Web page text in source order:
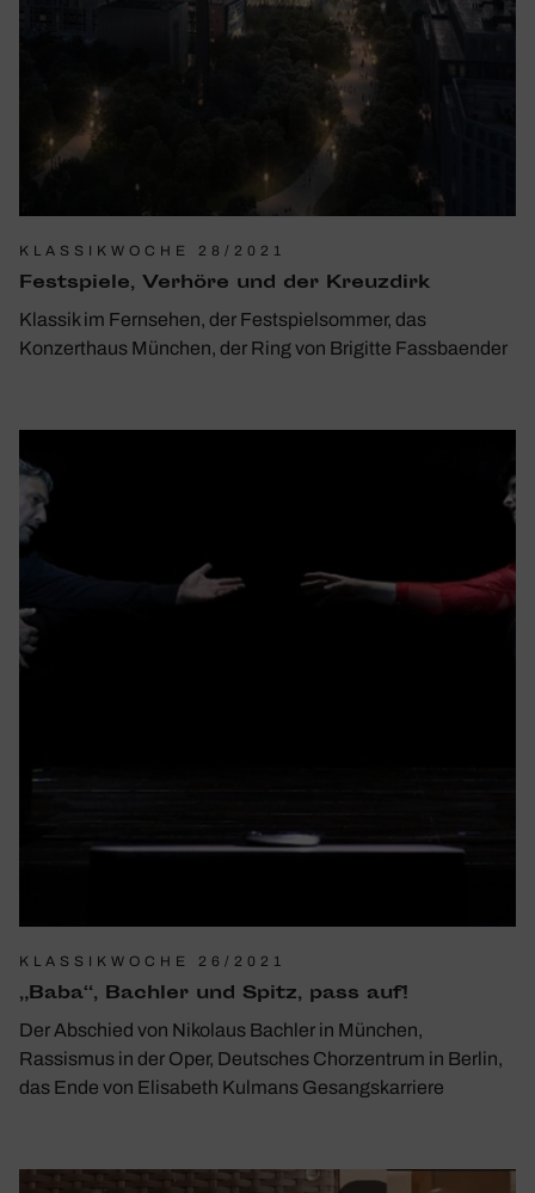
KLASSIKWOCHE 28/2021
Fest­spiele, Verhöre und der Kreuz­dirk
Klassik im Fernsehen, der Festspielsommer, das
Konzerthaus München, der Ring von Brigitte Fassbaender
KLASSIKWOCHE 26/2021
„Baba“, Bachler und Spitz, pass auf!
Der Abschied von Nikolaus Bachler in München,
Rassismus in der Oper, Deutsches Chorzentrum in Berlin,
das Ende von Elisabeth Kulmans Gesangskarriere